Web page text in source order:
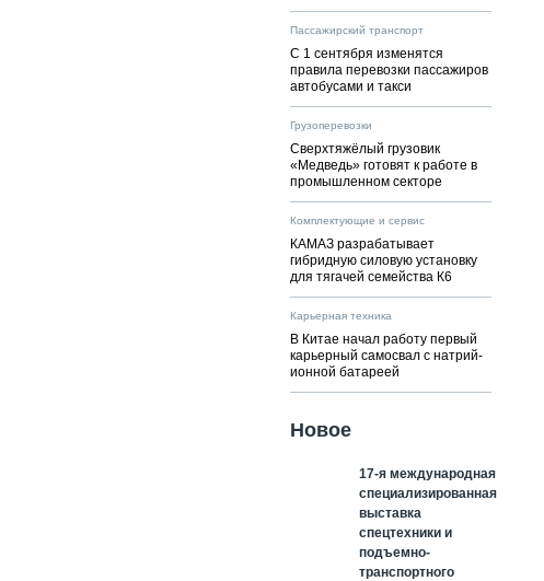
Пассажирский транспорт
С 1 сентября изменятся
правила перевозки пассажиров
автобусами и такси
Грузоперевозки
Сверхтяжёлый грузовик
«Медведь» готовят к работе в
промышленном секторе
Комплектующие и сервис
КАМАЗ разрабатывает
гибридную силовую установку
для тягачей семейства К6
Карьерная техника
В Китае начал работу первый
карьерный самосвал с натрий-
ионной батареей
Новое
17-я международная
специализированная
выставка
спецтехники и
подъемно-
транспортного